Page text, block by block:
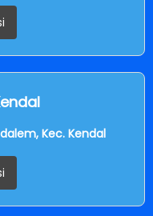
Kec. Kendal